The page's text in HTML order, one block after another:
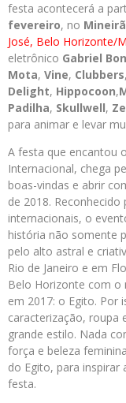
festa acontecerá a
fevereiro, no
José, Belo Horizonte/
eletrônico Gabriel
Mota, Vine, Clubbers,
Delight, Hippocoon,
Padilha, Skullwell,
para animar e levar
A festa que encantou
Internacional, chega
boas-vindas e abrir
de 2018. Reconhecido
internacionais, o
história não somente
pelo alto astral e
Rio de Janeiro e em
Belo Horizonte com o
em 2017: o Egito. Por
caracterização, roupa
grande estilo. Nada
força e beleza
do Egito, para inspirar
festa.